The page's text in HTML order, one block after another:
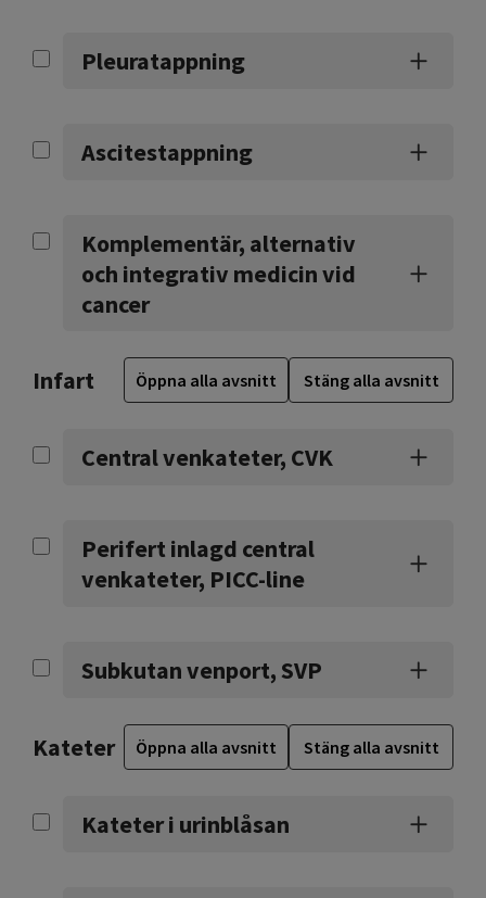
Pleuratappning
Ascitestappning
Komplementär, alternativ
och integrativ medicin vid
cancer
Infart Öppna alla avsnitt Stäng alla avsnitt
Central venkateter, CVK
Perifert inlagd central
venkateter, PICC-line
Subkutan venport, SVP
Kateter Öppna alla avsnitt Stäng alla avsnitt
Kateter i urinblåsan